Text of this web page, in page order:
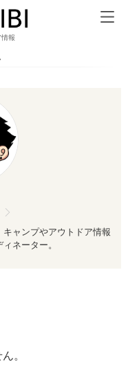
報
キャンプやアウトドア情報
ネーター。
。